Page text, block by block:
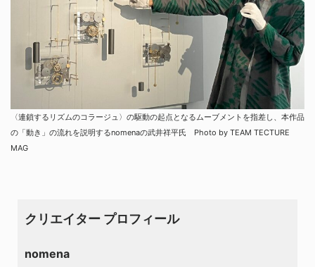
〈連鎖するリズムのコラージュ〉の駆動の起点となるムーブメントを指差し、本作品
の「動き」の流れを説明するnomenaの武井祥平氏 Photo by TEAM TECTURE
MAG
クリエイター プロフィール
nomena